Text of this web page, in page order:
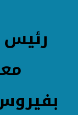
رئيس